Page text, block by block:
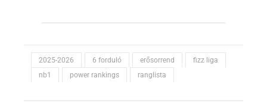
2025-2026 6 forduló erősorrend
fizz liga
nb1
power rankings ranglista